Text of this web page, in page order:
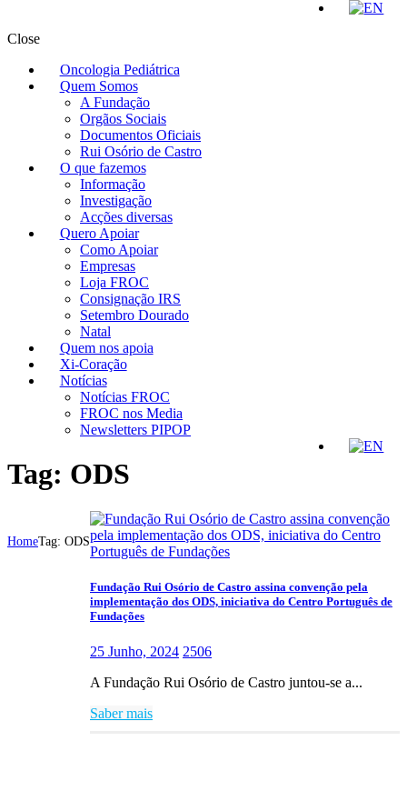
Close
Oncologia Pediátrica
Quem Somos
A Fundação
Orgãos Sociais
Documentos Oficiais
Rui Osório de Castro
O que fazemos
Informação
Investigação
Acções diversas
Quero Apoiar
Como Apoiar
Empresas
Loja FROC
Consignação IRS
Setembro Dourado
Natal
Quem nos apoia
Xi-Coração
Notícias
Notícias FROC
FROC nos Media
Newsletters PIPOP
Tag: ODS
HomeTag: ODS
Fundação Rui Osório de Castro assina convenção pela
implementação dos ODS, iniciativa do Centro Português de
Fundações
25 Junho, 2024 2506
A Fundação Rui Osório de Castro juntou-se a...
Saber mais